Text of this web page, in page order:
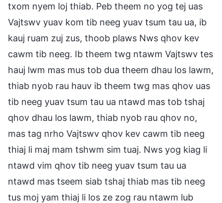
txom nyem loj thiab. Peb theem no yog tej uas
Vajtswv yuav kom tib neeg yuav tsum tau ua, ib
kauj ruam zuj zus, thoob plaws Nws qhov kev
cawm tib neeg. Ib theem twg ntawm Vajtswv tes
hauj lwm mas mus tob dua theem dhau los lawm,
thiab nyob rau hauv ib theem twg mas qhov uas
tib neeg yuav tsum tau ua ntawd mas tob tshaj
qhov dhau los lawm, thiab nyob rau qhov no,
mas tag nrho Vajtswv qhov kev cawm tib neeg
thiaj li maj mam tshwm sim tuaj. Nws yog kiag li
ntawd vim qhov tib neeg yuav tsum tau ua
ntawd mas tseem siab tshaj thiab mas tib neeg
tus moj yam thiaj li los ze zog rau ntawm lub